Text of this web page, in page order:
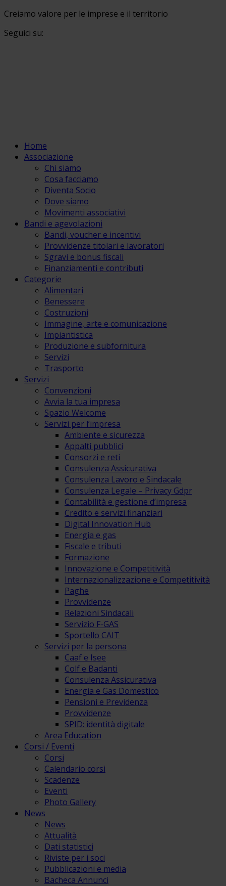
Creiamo valore per le imprese e il territorio
Seguici su:
Home
Associazione
Chi siamo
Cosa facciamo
Diventa Socio
Dove siamo
Movimenti associativi
Bandi e agevolazioni
Bandi, voucher e incentivi
Provvidenze titolari e lavoratori
Sgravi e bonus fiscali
Finanziamenti e contributi
Categorie
Alimentari
Benessere
Costruzioni
Immagine, arte e comunicazione
Impiantistica
Produzione e subfornitura
Servizi
Trasporto
Servizi
Convenzioni
Avvia la tua impresa
Spazio Welcome
Servizi per l’impresa
Ambiente e sicurezza
Appalti pubblici
Consorzi e reti
Consulenza Assicurativa
Consulenza Lavoro e Sindacale
Consulenza Legale – Privacy Gdpr
Contabilità e gestione d’impresa
Credito e servizi finanziari
Digital Innovation Hub
Energia e gas
Fiscale e tributi
Formazione
Innovazione e Competitività
Internazionalizzazione e Competitività
Paghe
Provvidenze
Relazioni Sindacali
Servizio F-GAS
Sportello CAIT
Servizi per la persona
Caaf e Isee
Colf e Badanti
Consulenza Assicurativa
Energia e Gas Domestico
Pensioni e Previdenza
Provvidenze
SPID: identità digitale
Area Education
Corsi / Eventi
Corsi
Calendario corsi
Scadenze
Eventi
Photo Gallery
News
News
Attualità
Dati statistici
Riviste per i soci
Pubblicazioni e media
Bacheca Annunci